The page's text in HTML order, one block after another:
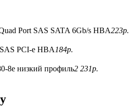
Port SAS SATA 6Gb/s HBA223р.
PCI-e HBA 184р.
8e низкий профиль2 231р.